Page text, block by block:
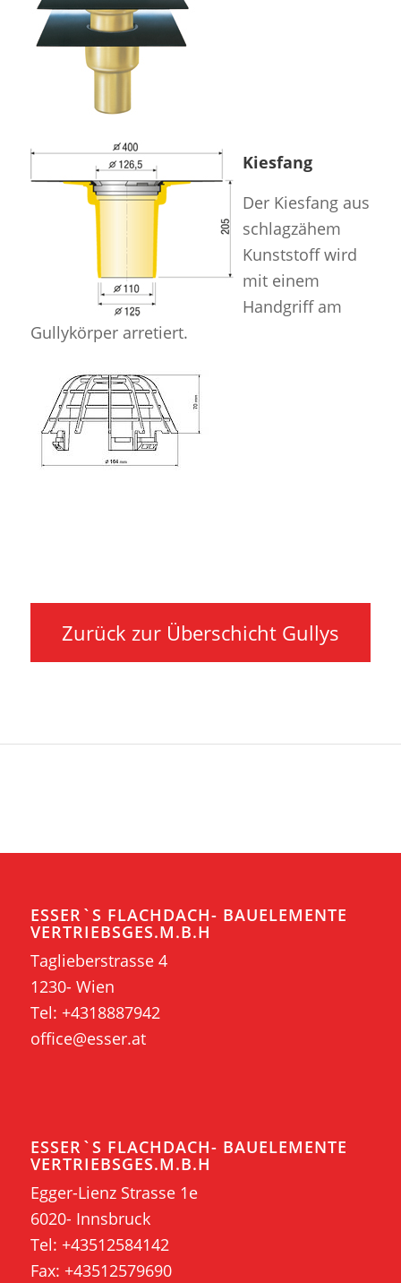
Kiesfang
Der Kiesfang aus
schlagzähem
Kunststoff wird
mit einem
Handgriff am
Gullykörper arretiert.
Zurück zur Überschicht Gullys
ESSER`S FLACHDACH- BAUELEMENTE
VERTRIEBSGES.M.B.H
Taglieberstrasse 4
1230- Wien
Tel: +4318887942
office@esser.at
ESSER`S FLACHDACH- BAUELEMENTE
VERTRIEBSGES.M.B.H
Egger-Lienz Strasse 1e
6020- Innsbruck
Tel: +43512584142
Fax: +43512579690